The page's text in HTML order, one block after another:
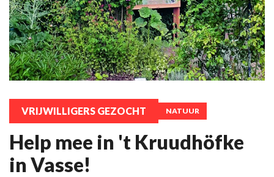
VRIJWILLIGERS GEZOCHT NATUUR
Help mee in 't Kruudhöfke
in Vasse!